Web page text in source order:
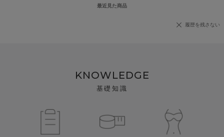
最近見た商品
履歴を残さない
KNOWLEDGE
基礎知識